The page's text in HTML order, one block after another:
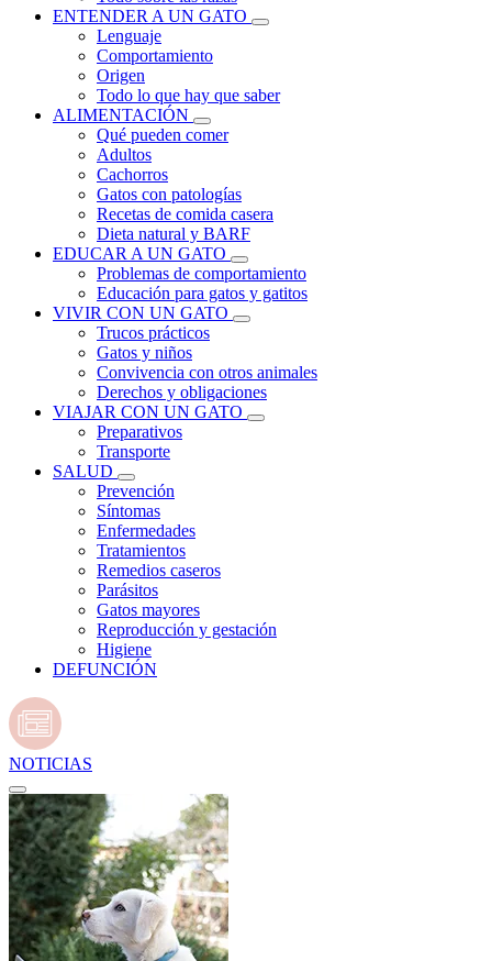
ENTENDER A UN GATO
Lenguaje
Comportamiento
Origen
Todo lo que hay que saber
ALIMENTACIÓN
Qué pueden comer
Adultos
Cachorros
Gatos con patologías
Recetas de comida casera
Dieta natural y BARF
EDUCAR A UN GATO
Problemas de comportamiento
Educación para gatos y gatitos
VIVIR CON UN GATO
Trucos prácticos
Gatos y niños
Convivencia con otros animales
Derechos y obligaciones
VIAJAR CON UN GATO
Preparativos
Transporte
SALUD
Prevención
Síntomas
Enfermedades
Tratamientos
Remedios caseros
Parásitos
Gatos mayores
Reproducción y gestación
Higiene
DEFUNCIÓN
NOTICIAS